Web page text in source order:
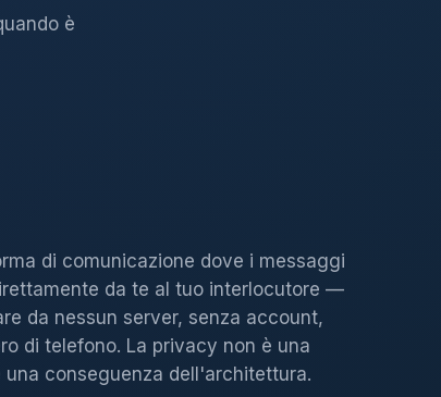
è
di comunicazione dove i messaggi
da te al tuo interlocutore —
da nessun server, senza account,
di telefono. La privacy non è una
una conseguenza dell'architettura.